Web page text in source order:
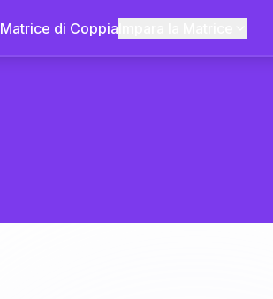
Matrice di Coppia